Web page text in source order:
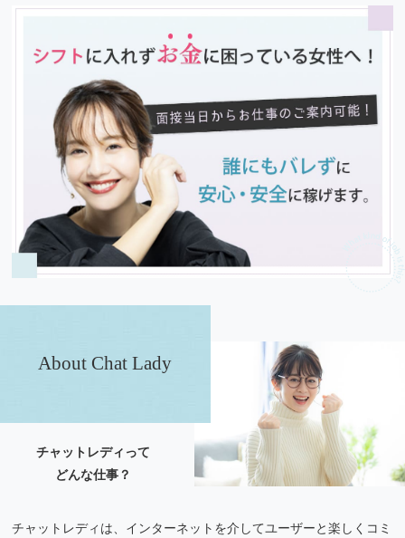
About Chat Lady
チャットレディって
どんな仕事？
チャットレディは、インターネットを介してユーザーと楽しくコミ